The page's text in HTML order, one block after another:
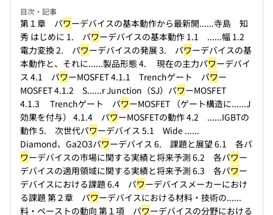
目次・記事
第１章 パワーデバイスの基本動作から最新開......寺島 知
秀 はじめに 1. パワーデバイスの基本動作 1.1 ......幅 1.2
電力変換 2. パワーデバイスの発展 3. パワーデバイスの基
本動作と、それに......製品形態 4. 現在の主力パワーデバイ
ス 4.1 パワーMOSFET 4.1.1 Trenchゲート パワー
MOSFET 4.1.2 S......r Junction（SJ）パワーMOSFET
4.1.3 Trenchゲート パワーMOSFET （ゲート構造に......J
効果を付与） 4.1.4 パワーMOSFETの動作 4.2 ......IGBTの
動作 5. 次世代パワーデバイス 5.1 Wide ......
Diamond、Ga2O3パワーデバイス 6. 課題と展望 6.1 各パ
ワーデバイスの市場に関する実績と将来予測 6.2 各パワー
デバイスの適用領域に関する実績と将来予測 6.3 各パワー
デバイスにおける課題 6.4 パワーデバイスメーカーにおけ
る課題 第２章 パワーデバイスにおける材料・技術の......
料・ペーストの動向 第１項 パワーデバイスの分野における